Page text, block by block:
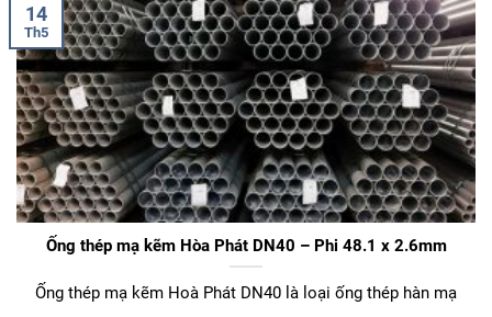
Ống thép mạ kẽm Hòa Phát DN40 – Phi 48.1 x 2.6mm
Ống thép mạ kẽm Hoà Phát DN40 là loại ống thép hàn mạ
14
Th5